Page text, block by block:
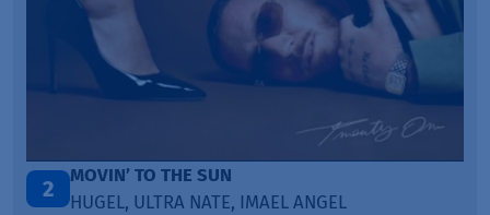
3
TAŃCZ!
BLETKA